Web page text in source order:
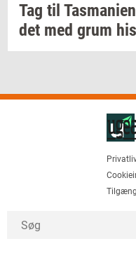
Tag til
det med grum